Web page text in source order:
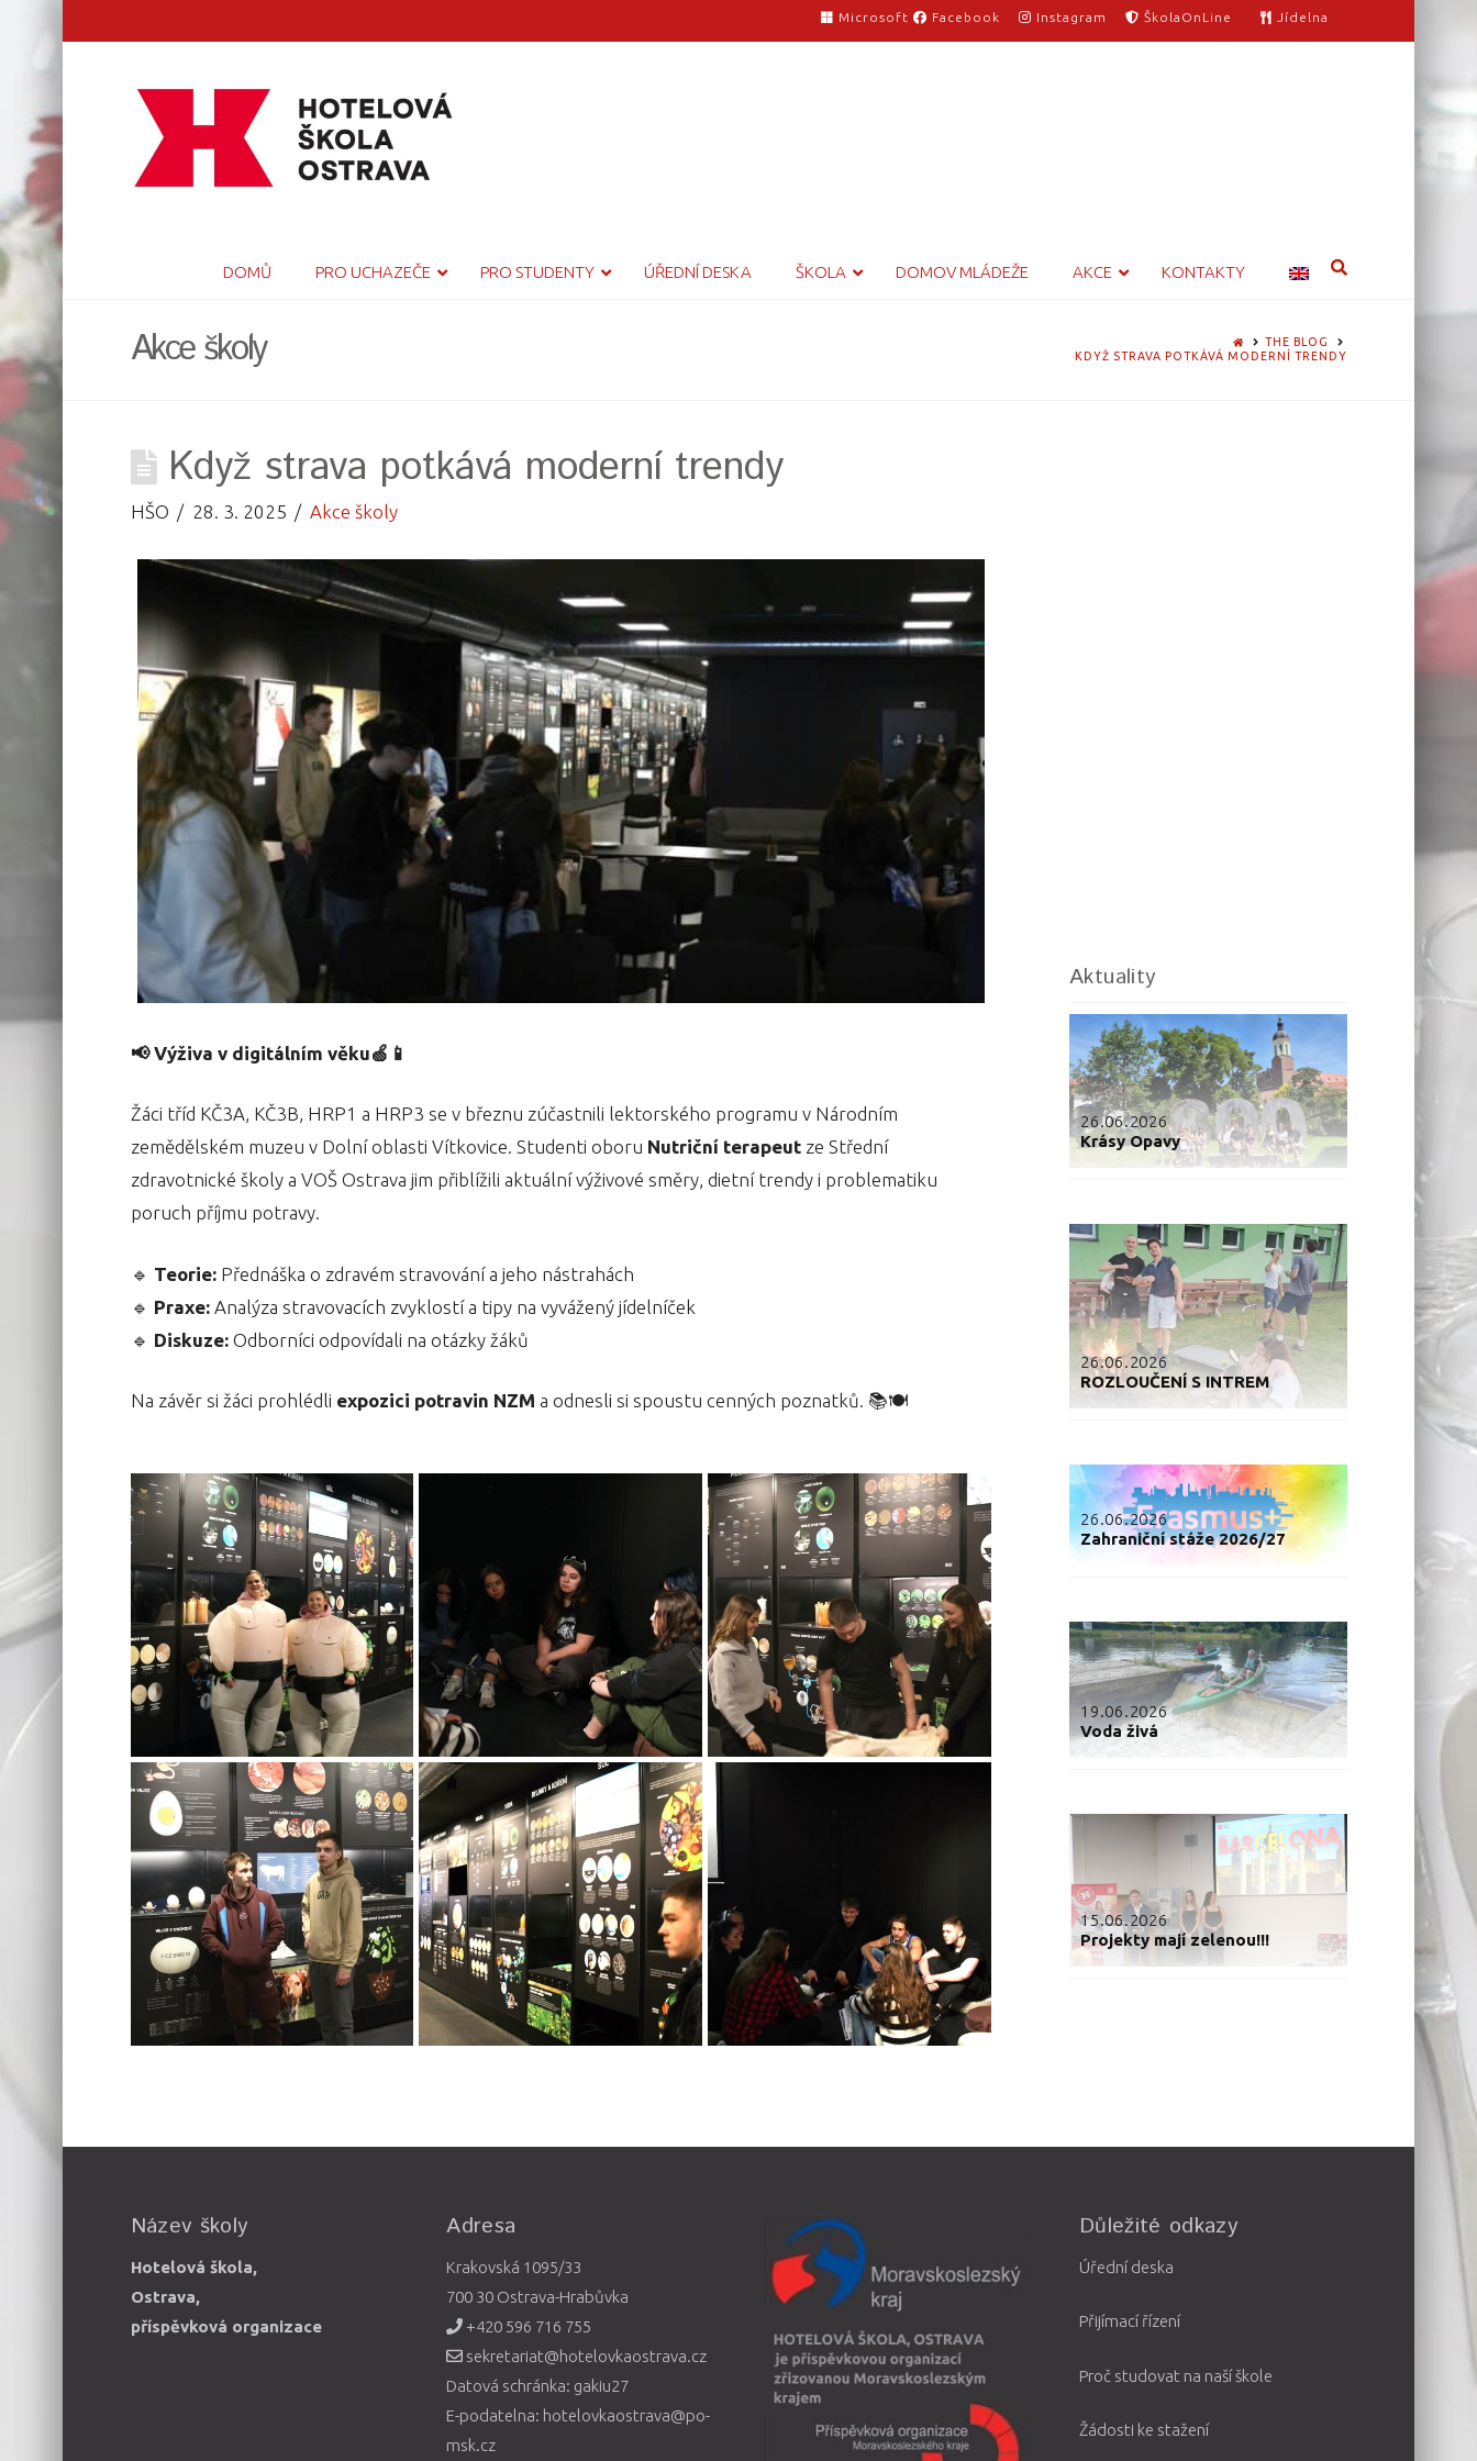
Microsoft Facebook Instagram ŠkolaOnLine Jídelna
DOMŮ PRO UCHAZEČE PRO STUDENTY ÚŘEDNÍ DESKA ŠKOLA DOMOV MLÁDEŽE AKCE KONTAKTY
Akce školy HOMETHE BLOG
KDYŽ STRAVA POTKÁVÁ MODERNÍ TRENDY
Když strava potkává moderní trendy
HŠO 28. 3. 2025 Akce školy
📢 Výživa v digitálním věku🍏📱
Žáci tříd KČ3A, KČ3B, HRP1 a HRP3 se v březnu zúčastnili lektorského programu v Národním
zemědělském muzeu v Dolní oblasti Vítkovice. Studenti oboru Nutriční terapeutze Střední
zdravotnické školy a VOŠ Ostrava jim přiblížili aktuální výživové směry, dietní trendy i problematiku
poruch příjmu potravy.
🔹 Teorie:Přednáška o zdravém stravování a jeho nástrahách
🔹 Praxe:Analýza stravovacích zvyklostí a tipy na vyvážený jídelníček
🔹 Diskuze:Odborníci odpovídali na otázky žáků
Na závěr si žáci prohlédli expozici potravin NZM a odnesli si spoustu cenných poznatků. 📚🍽
Aktuality
26.06.2026
Krásy Opavy
26.06.2026
ROZLOUČENÍ S INTREM
26.06.2026
Zahraniční stáže 2026/27
19.06.2026
Voda živá
15.06.2026
Projekty mají zelenou!!!
Název školy
Hotelová škola,
Ostrava,
příspěvková organizace
Adresa
Krakovská 1095/33
700 30 Ostrava-Hrabůvka
+420 596 716 755
sekretariat@hotelovkaostrava.cz
Datová schránka: gakiu27
E-podatelna: hotelovkaostrava@po-
msk.cz
Důležité odkazy
Úřední deska
Přijímací řízení
Proč studovat na naší škole
Žádosti ke stažení